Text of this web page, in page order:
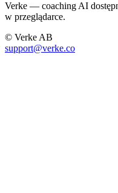
Verke — coaching AI
w przeglądarce.
© Verke AB
support@verke.co